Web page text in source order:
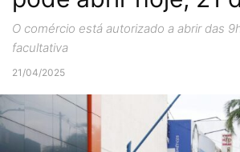
O comércio está autorizado a abrir das
facultativa
21/04/2025